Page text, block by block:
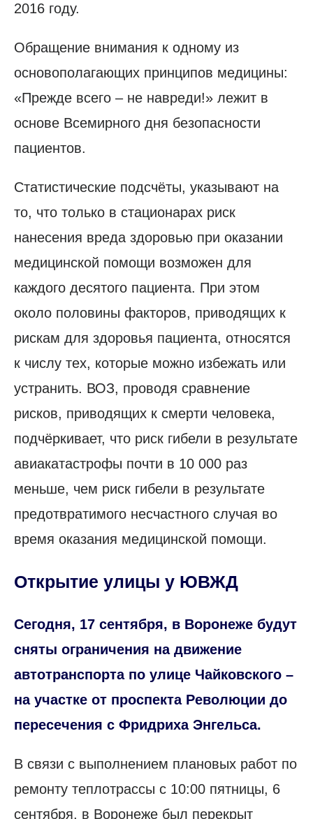
2016 году.
Обращение внимания к одному из
основополагающих принципов медицины:
«Прежде всего – не навреди!» лежит в
основе Всемирного дня безопасности
пациентов.
Статистические подсчёты, указывают на
то, что только в стационарах риск
нанесения вреда здоровью при оказании
медицинской помощи возможен для
каждого десятого пациента. При этом
около половины факторов, приводящих к
рискам для здоровья пациента, относятся
к числу тех, которые можно избежать или
устранить. ВОЗ, проводя сравнение
рисков, приводящих к смерти человека,
подчёркивает, что риск гибели в результате
авиакатастрофы почти в 10 000 раз
меньше, чем риск гибели в результате
предотвратимого несчастного случая во
время оказания медицинской помощи.
Открытие улицы у ЮВЖД
Сегодня, 17 сентября, в Воронеже будут
сняты ограничения на движение
автотранспорта по улице Чайковского –
на участке от проспекта Революции до
пересечения с Фридриха Энгельса.
В связи с выполнением плановых работ по
ремонту теплотрассы с 10:00 пятницы, 6
сентября, в Воронеже был перекрыт